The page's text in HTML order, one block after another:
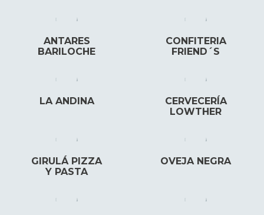
ANTARES
BARILOCHE
CONFITERIA
FRIEND´S
LA ANDINA
CERVECERÍA
LOWTHER
GIRULÁ PIZZA
Y PASTA
OVEJA NEGRA